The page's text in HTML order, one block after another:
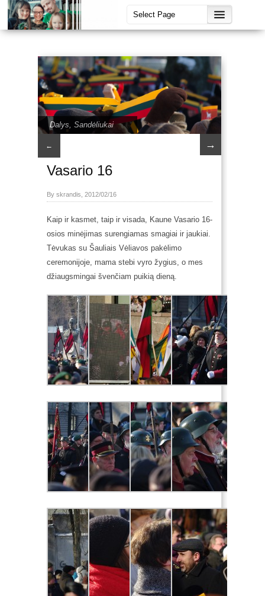
Dalys, Sandėliukai
← →
Vasario 16
By skrandis, 2012/02/16
Kaip ir kasmet, taip ir visada, Kaune Vasario 16-
osios minėjimas surengiamas smagiai ir jaukiai.
Tėvukas su Šauliais Vėliavos pakėlimo
ceremonijoje, mama stebi vyro žygius, o mes
džiaugsmingai švenčiam puikią dieną.